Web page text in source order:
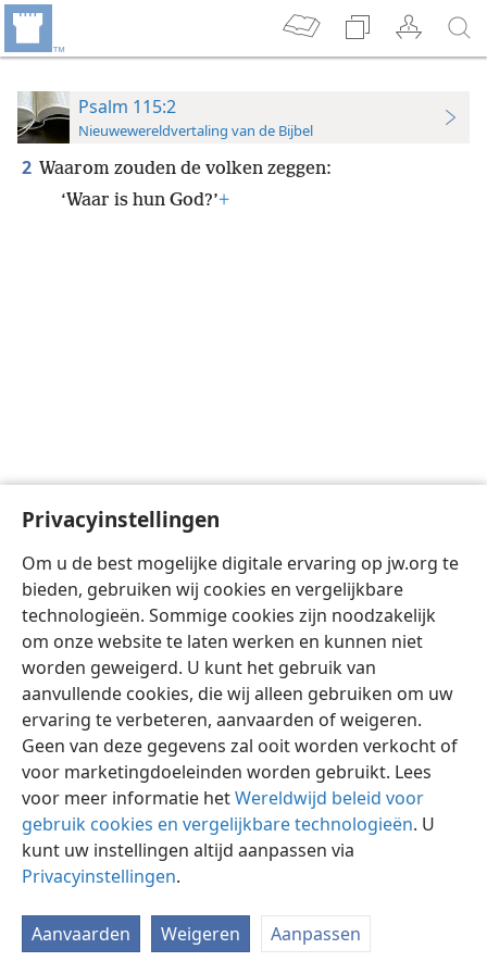
Privacyinstellingen
Om u de best mogelijke digitale ervaring op jw.org te
bieden, gebruiken wij cookies en vergelijkbare
technologieën. Sommige cookies zijn noodzakelijk
om onze website te laten werken en kunnen niet
worden geweigerd. U kunt het gebruik van
aanvullende cookies, die wij alleen gebruiken om uw
ervaring te verbeteren, aanvaarden of weigeren.
Geen van deze gegevens zal ooit worden verkocht of
voor marketingdoeleinden worden gebruikt. Lees
voor meer informatie hetWereldwijd beleid voor
gebruik cookies en vergelijkbare technologieën. U
kunt uw instellingen altijd aanpassen via
Privacyinstellingen.
Aanvaarden Weigeren Aanpassen
Psalm 115:2
Nieuwewereldvertaling van de Bijbel
2 Waarom zouden de volken zeggen:
‘Waar is hun God?’+
Nederlands Instellingen
Copyright © 2026 Watch Tower Bible and Tract Society of Pennsylvania
Gebruiksvoorwaarden Privacybeleid
JW.ORG
Inloggen